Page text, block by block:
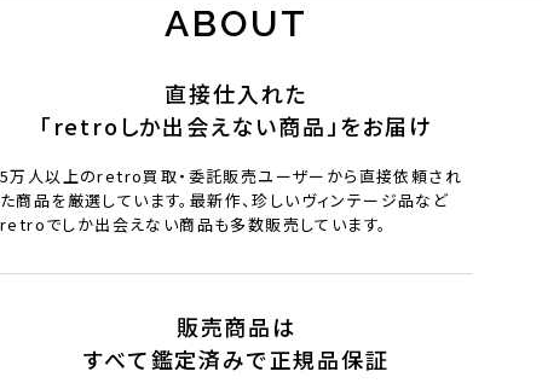
ABOUT
直接仕入れた
「retroしか出会えない商品」をお届け
5万人以上のretro買取・委託販売ユーザーから直接依頼され
た商品を厳選しています。最新作、珍しいヴィンテージ品など
retroでしか出会えない商品も多数販売しています。
販売商品は
すべて鑑定済みで正規品保証